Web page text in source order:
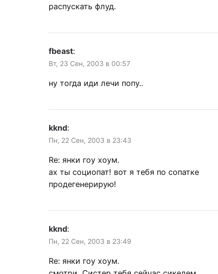
распускать флуд.
fbeast:
Вт, 23 Сен, 2003 в 00:57
ну тогда иди лечи попу..
kknd:
Пн, 22 Сен, 2003 в 23:43
Re: янки гоу хоум.
ах ты социопат! вот я тебя по сопатке
продегенерирую!
kknd:
Пн, 22 Сен, 2003 в 23:49
Re: янки гоу хоум.